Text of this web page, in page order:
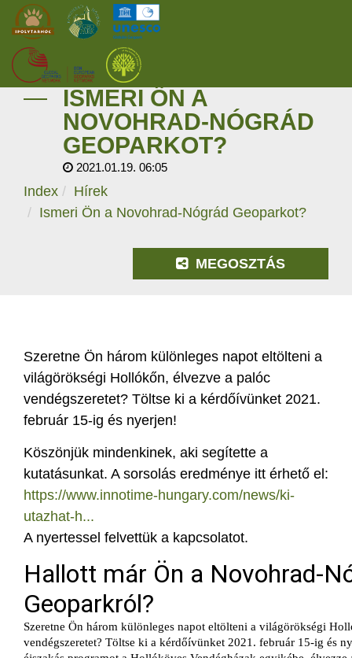
KEZDŐOLDAL
ŐSVILÁGI POMPEJI
SZOLGÁLTATÁSOK
ISMERI ÖN A
NOVOHRAD-NÓGRÁD
GEOPARKOT?
2021.01.19. 06:05
Index
Hírek
Ismeri Ön a Novohrad-Nógrád Geoparkot?
MEGOSZTÁS
Szeretne Ön három különleges napot eltölteni a
világörökségi Hollókőn, élvezve a palóc
vendégszeretet? Töltse ki a kérdőívünket 2021.
február 15-ig és nyerjen!
Köszönjük mindenkinek, aki segítette a
kutatásunkat. A sorsolás eredménye itt érhető el:
https://www.innotime-hungary.com/news/ki-
utazhat-h...
A nyertessel felvettük a kapcsolatot.